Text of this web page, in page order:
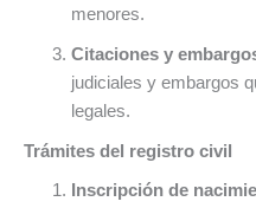
menores.
Citaciones y
judiciales y embargos
legales.
Trámites del registro civil
Inscripción de